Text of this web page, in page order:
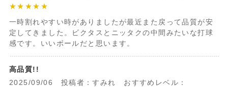
★★★★★
一時割れやすい時がありましたが最近また戻って品質が安
定してきました。ビクタスとニッタクの中間みたいな打球
感です。いいボールだと思います。
高品質!!
2025/09/06 投稿者：すみれ おすすめレベル：